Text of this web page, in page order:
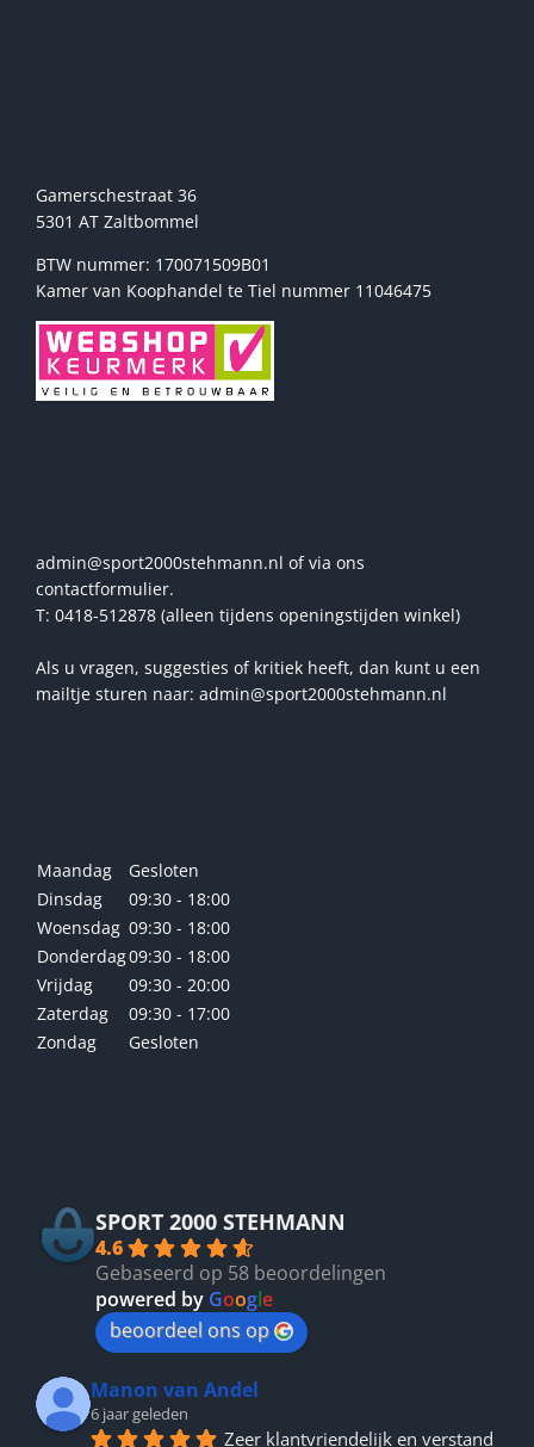
Gamerschestraat 36
5301 AT Zaltbommel
BTW nummer: 170071509B01
Kamer van Koophandel te Tiel nummer 11046475
admin@sport2000stehmann.nl of via ons
contactformulier.
T: 0418-512878 (alleen tijdens openingstijden winkel)
Als u vragen, suggesties of kritiek heeft, dan kunt u een
mailtje sturen naar: admin@sport2000stehmann.nl
Maandag
Gesloten
Dinsdag
09:30 - 18:00
Woensdag 09:30 - 18:00
Donderdag09:30 - 18:00
Vrijdag
09:30 - 20:00
Zaterdag
09:30 - 17:00
Zondag
Gesloten
SPORT 2000 STEHMANN
4.6
Gebaseerd op 58 beoordelingen
powered by Google
beoordeel ons op
Manon van Andel
6 jaar geleden
Zeer klantvriendelijk en verstand